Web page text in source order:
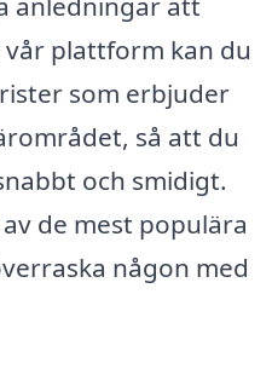
vår plattform kan du
som erbjuder
så att du
och smidigt.
de mest populära
någon med